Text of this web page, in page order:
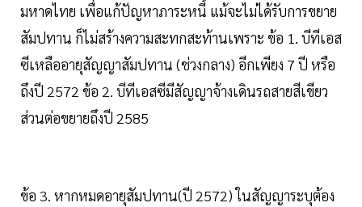
มหาดไทย เพื่อแก้ปัญหาภาระหนี้ แม้จะไม่ได้รับการขยาย
สัมปทาน ก็ไม่สร้างความสะทกสะท้านเพราะ ข้อ 1. บีทีเอส
ซีเหลืออายุสัญญาสัมปทาน (ช่วงกลาง) อีกเพียง 7 ปี หรือ
ถึงปี 2572 ข้อ 2. บีทีเอสซีมีสัญญาจ้างเดินรถสายสีเขียว
ส่วนต่อขยายถึงปี 2585
ข้อ 3. หากหมดอายุสัมปทาน(ปี 2572) ในสัญญาระบุต้อง